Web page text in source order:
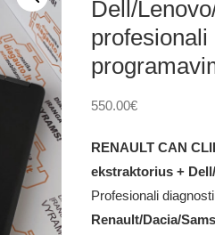
Dell/
550.00€
RENAULT CAN
ekstraktorius +
Profesionali
Renault/Dacia/